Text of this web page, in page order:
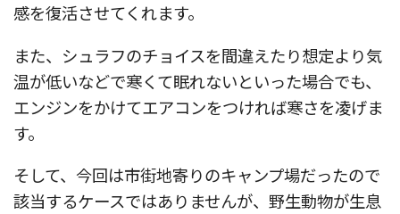
感を復活させてくれます。
また、シュラフのチョイスを間違えたり想定より気
温が低いなどで寒くて眠れないといった場合でも、
エンジンをかけてエアコンをつければ寒さを凌げま
す。
そして、今回は市街地寄りのキャンプ場だったので
該当するケースではありませんが、野生動物が生息